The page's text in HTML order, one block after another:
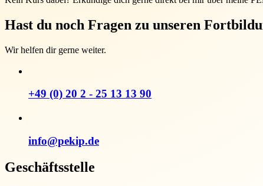
Hast du noch Fragen zu unseren
Wir helfen dir gerne weiter.
+49 (0) 20 2 - 25 13 13 90
info@pekip.de
Geschäftsstelle